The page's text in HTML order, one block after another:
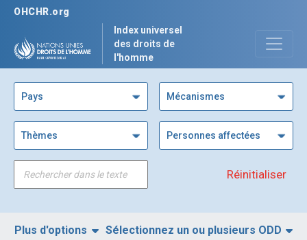
OHCHR.org
Index universel
des droits de
l'homme
Pays Mécanismes
Thèmes Personnes affectées
Réinitialiser
Plus d'options Sélectionnez un ou plusieurs ODD